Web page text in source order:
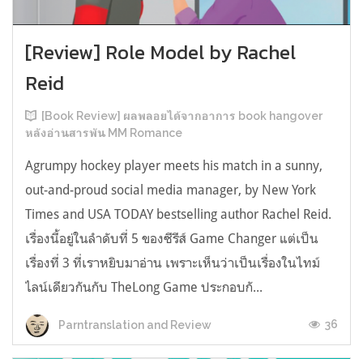
[Review] Role Model by Rachel
Reid
[Book Review] ผลพลอยได้จากอาการ book hangover
หลังอ่านสารพัน MM Romance
Agrumpy hockey player meets his match in a sunny,
out-and-proud social media manager, by New York
Times and USA TODAY bestselling author Rachel Reid.
เรื่องนี้อยู่ในลำดับที่ 5 ของซีรีส์ Game Changer แต่เป็น
เรื่องที่ 3 ที่เราหยิบมาอ่าน เพราะเห็นว่าเป็นเรื่องในไทม์
ไลน์เดียวกันกับ TheLong Game ประกอบกั...
Parntranslation and Review 36